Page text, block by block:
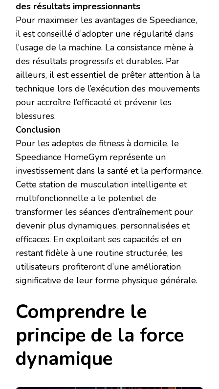
des résultats impressionnants
Pour maximiser les avantages de Speediance,
il est conseillé d’adopter une régularité dans
l’usage de la machine. La consistance mène à
des résultats progressifs et durables. Par
ailleurs, il est essentiel de prêter attention à la
technique lors de l’exécution des mouvements
pour accroître l’efficacité et prévenir les
blessures.
Conclusion
Pour les adeptes de fitness à domicile, le
Speediance HomeGym représente un
investissement dans la santé et la performance.
Cette station de musculation intelligente et
multifonctionnelle a le potentiel de
transformer les séances d’entraînement pour
devenir plus dynamiques, personnalisées et
efficaces. En exploitant ses capacités et en
restant fidèle à une routine structurée, les
utilisateurs profiteront d’une amélioration
significative de leur forme physique générale.
Comprendre le
principe de la force
dynamique